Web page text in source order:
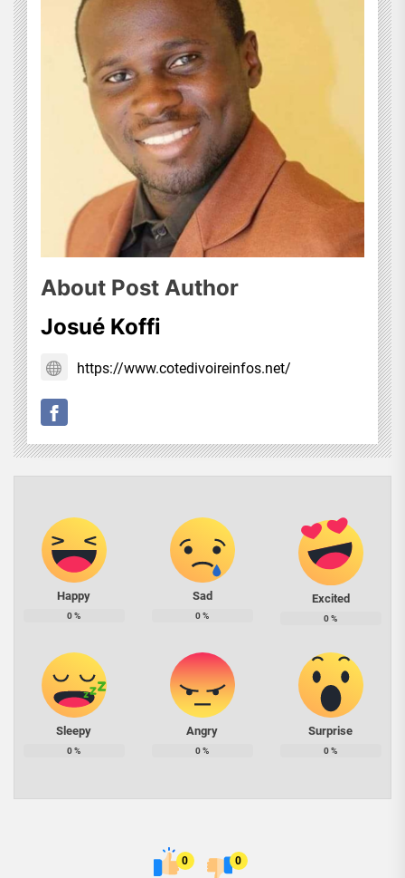
About Post Author
Josué Koffi
https://www.cotedivoireinfos.net/
Happy
0%
Sad
0%
Excited
0%
Sleepy
0%
Angry
0%
Surprise
0%
0 0